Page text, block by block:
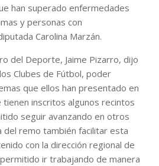
han superado enfermedades
y personas con
Carolina Marzán.
del Deporte, Jaime Pizarro, dijo
Clubes de Fútbol, poder
que ellos han presentado en
inscritos algunos recintos
seguir avanzando en otros
del remo también facilitar esta
con la dirección regional de
ir trabajando de manera